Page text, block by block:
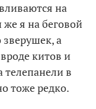
на
я на беговой
а
китов и
телепанели в
тоже редко.